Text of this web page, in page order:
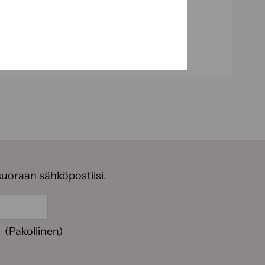
irrottamiseen seinäpinnoilta.
sähköpostiisi.
(Pakollinen)